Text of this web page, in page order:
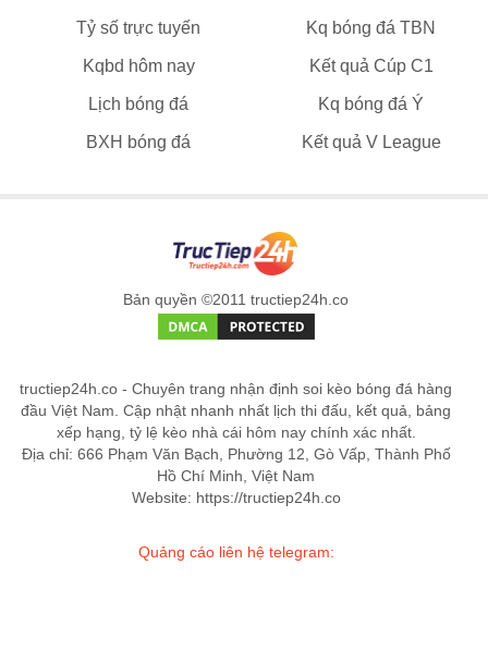
Tỷ số trực tuyến Kq bóng đá TBN
Kqbd hôm nay Kết quả Cúp C1
Lịch bóng đá Kq bóng đá Ý
BXH bóng đá Kết quả V League
Bản quyền ©2011 tructiep24h.co
tructiep24h.co - Chuyên trang nhận định soi kèo bóng đá hàng
đầu Việt Nam. Cập nhật nhanh nhất lịch thi đấu, kết quả, bảng
xếp hạng, tỷ lệ kèo nhà cái hôm nay chính xác nhất.
Địa chỉ: 666 Phạm Văn Bạch, Phường 12, Gò Vấp, Thành Phố
Hồ Chí Minh, Việt Nam
Website: https://tructiep24h.co
Quảng cáo liên hệ telegram: